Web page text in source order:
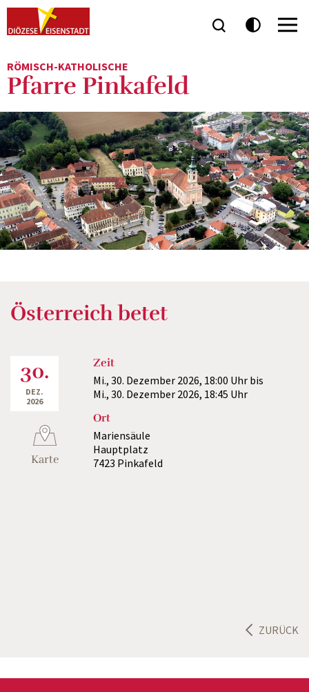
RÖMISCH-KATHOLISCHE
Pfarre Pinkafeld
Österreich betet
30.
DEZ.
2026
Karte
Zeit
Mi., 30. Dezember 2026, 18:00 Uhr bis
Mi., 30. Dezember 2026, 18:45 Uhr
Ort
Mariensäule
Hauptplatz
7423 Pinkafeld
ZURÜCK